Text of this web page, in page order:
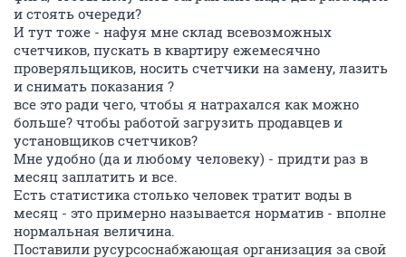
и стоять очереди?
И тут тоже - нафуя мне склад всевозможных
счетчиков, пускать в квартиру ежемесячно
проверяльщиков, носить счетчики на замену, лазить
и снимать показания ?
все это ради чего, чтобы я натрахался как можно
больше? чтобы работой загрузить продавцев и
установщиков счетчиков?
Мне удобно (да и любому человеку) - придти раз в
месяц заплатить и все.
Есть статистика столько человек тратит воды в
месяц - это примерно называется норматив - вполне
нормальная величина.
Поставили русурсоснабжающая организация за свой